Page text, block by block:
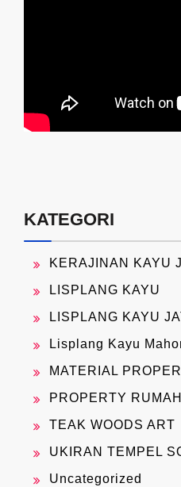
KATEGORI
KERAJINAN KAYU
LISPLANG KAYU
LISPLANG KAYU
Lisplang Kayu
MATERIAL
PROPERTY RUMAH
TEAK WOODS ART
UKIRAN TEMPEL
Uncategorized